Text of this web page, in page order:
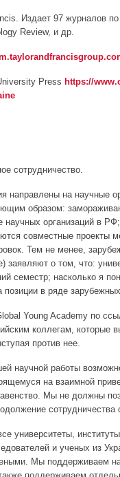
Издает 97 журналов
Review, и др.
Press https://
сотрудничество.
направлены на научные
образом:
научных организаций в
совместные проекты
Тем не менее,
заявляют о том, что:
семестр; насколько я
позиции в ряде
Young Academy по
коллегам, которые
против нее.
научной работы
на взаимной
Мы не должны
университеты,
и ученых из
Мы поддерживаем